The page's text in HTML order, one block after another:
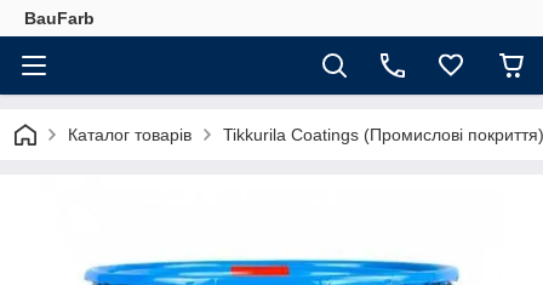
BauFarb
Каталог товарів Tikkurila Coatings (Промислові покриття)